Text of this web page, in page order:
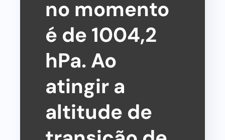
no momento
é de 1004,2
hPa. Ao
atingir a
altitude de